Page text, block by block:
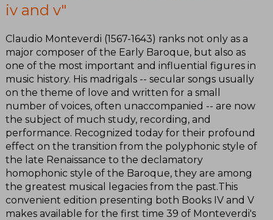
iv and v"
Claudio Monteverdi (1567-1643) ranks not only as a
major composer of the Early Baroque, but also as
one of the most important and influential figures in
music history. His madrigals -- secular songs usually
on the theme of love and written for a small
number of voices, often unaccompanied -- are now
the subject of much study, recording, and
performance. Recognized today for their profound
effect on the transition from the polyphonic style of
the late Renaissance to the declamatory
homophonic style of the Baroque, they are among
the greatest musical legacies from the past.This
convenient edition presenting both Books IV and V
makes available for the first time 39 of Monteverdi's